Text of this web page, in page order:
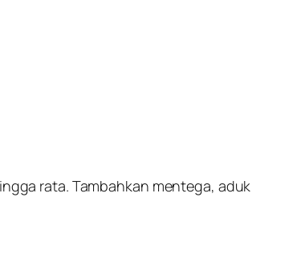
rata. Tambahkan mentega, aduk